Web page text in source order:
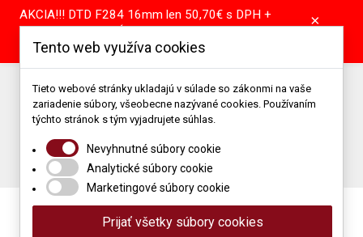
×
AKCIA!!! DTD F284 16mm len 50,70€ s DPH +
pílenie tabule GRÁTIS! DTD A907 16mm len
39,55€ s DPH + pílenie tabule GRÁTIS!
Predajňa: +421 904 867 344 | +421 37 64 25 101
Porez: +421 905 514 679
Podlahové štúdio: +421 907 866 118
Napíšte nám: obchod@mimidrevomaterial.sk
Porez materiálu
Tento web využíva cookies
Tieto webové stránky ukladajú v súlade so zákonmi na vaše
zariadenie súbory, všeobecne nazývané cookies. Používaním
týchto stránok s tým vyjadrujete súhlas.
Nevyhnutné súbory cookie
Analytické súbory cookie
Marketingové súbory cookie
Prijať všetky súbory cookies